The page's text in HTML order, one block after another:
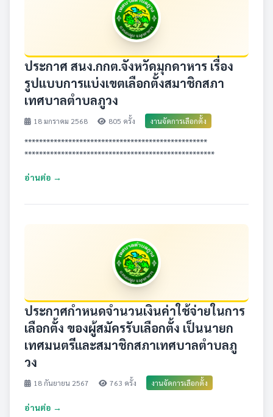
ประกาศ สนง.กกต.จังหวัดมุกดาหาร เรื่อง
รูปแบบการแบ่งเขตเลือกตั้งสมาชิกสภา
เทศบาลตำบลภูวง
18 มกราคม 2568 805 ครั้ง งานจัดการเลือกตั้ง
**************************************************
****************************************************
อ่านต่อ →
ประกาศกำหนดจำนวนเงินค่าใช้จ่ายในการ
เลือกตั้ง ของผู้สมัครรับเลือกตั้ง เป็นนายก
เทศมนตรีและสมาชิกสภาเทศบาลตำบลภู
วง
18 กันยายน 2567 763 ครั้ง งานจัดการเลือกตั้ง
อ่านต่อ →